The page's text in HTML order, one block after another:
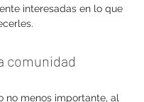
interesadas en lo que
comunidad
no menos importante, al